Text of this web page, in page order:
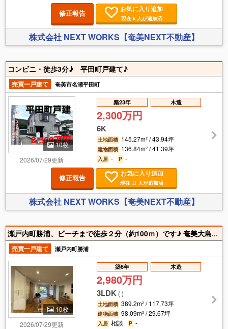
修正報告 お気に入り追加
現在 6人が追加済
株式会社 NEXT WORKS【奄美NEXT不動産】
コンビニ・徒歩3分♪ 平田町戸建て♪
売買一戸建て 奄美市名瀬平田町
10枚
2026/07/29更新
築23年 木造
2,300万円
6K
土地面積 145.27m² / 43.94坪
建物面積 136.84m² / 41.39坪
入居 -P -
修正報告 お気に入り追加
現在 11 人が追加済
株式会社 NEXT WORKS【奄美NEXT不動産】
瀬戸内町勝浦、ビーチまで徒歩２分（約100ｍ）です♪ 奄美大島南部の中心、瀬戸内町古仁屋のファミリーマートさん、マツモトキヨシさん、スーパーＡコープさんまで、車で８分♪
売買一戸建て
瀬戸内町勝浦
10枚
2026/07/29更新
築6年 木造
2,980万円
3LDK ()
土地面積 389.2m² / 117.73坪
建物面積 98.09m² / 29.67坪
入居 相談P -